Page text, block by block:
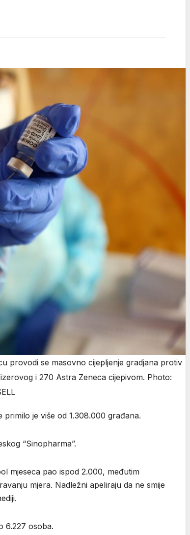
provodi se masovno cijepljenje gradjana protiv
i 270 Astra Zeneca cijepivom. Photo:
primilo je više od 1.308.000 građana.
“Sinopharma”.
mjeseca pao ispod 2.000, međutim
mjera. Nadležni apeliraju da ne smije
6.227 osoba.